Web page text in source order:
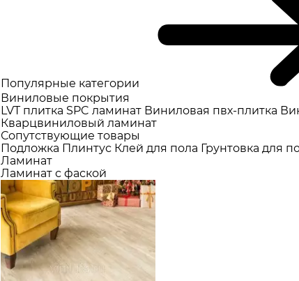
Популярные категории
Виниловые покрытия
LVT плитка SPC ламинат Виниловая пвх-плитка
Кварцвиниловый ламинат
Сопутствующие товары
Подложка Плинтус Клей для пола Грунтовка для
Ламинат
Ламинат с фаской